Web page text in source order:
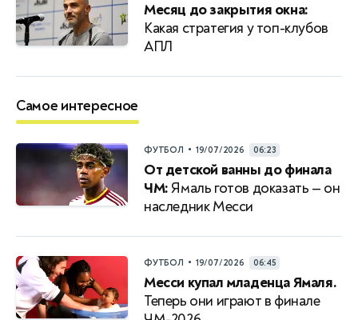
Месяц до закрытия окна:
Какая стратегия у топ-клубов
АПЛ
Самое интересное
ФУТБОЛ • 19/07/2026 06:23
От детской ванны до финала
ЧМ:Ямаль готов доказать — он
наследник Месси
ФУТБОЛ • 19/07/2026 06:45
Месси купал младенца Ямаля.
Теперь они играют в финале